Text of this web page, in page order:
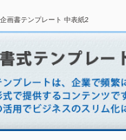
企画書テンプレート 中表紙2